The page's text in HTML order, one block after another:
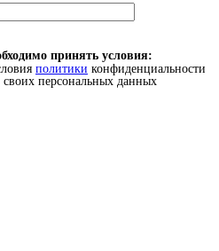
принять условия:
политики конфиденциальности
своих персональных данных